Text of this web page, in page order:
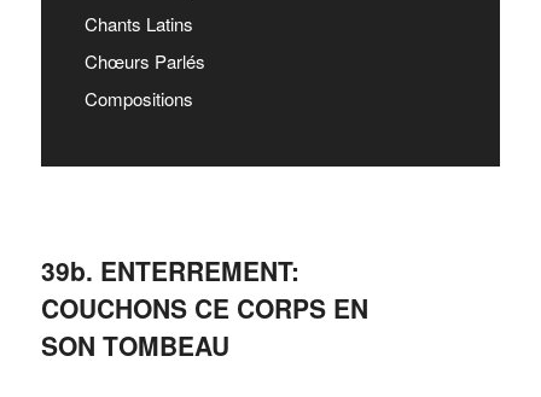
39b. ENTERREMENT:
COUCHONS CE CORPS EN
SON TOMBEAU
Chants Latins
Chœurs Parlés
Compositions